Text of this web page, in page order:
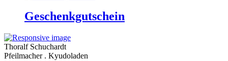
Geschenkgutschein
Thoralf Schuchardt
Pfeilmacher . Kyudoladen